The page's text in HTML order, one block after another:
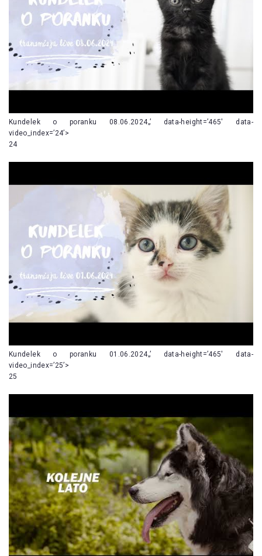
Kundelek o poranku 08.06.2024„’ data-height=’465′ data-
video_index=’24’>
24
Kundelek o poranku 01.06.2024„’ data-height=’465′ data-
video_index=’25’>
25